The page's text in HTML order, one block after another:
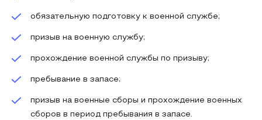
обязательную подготовку к военной службе;
призыв на военную службу;
прохождение военной службы по призыву;
пребывание в запасе;
призыв на военные сборы и прохождение военных
сборов в период пребывания в запасе.